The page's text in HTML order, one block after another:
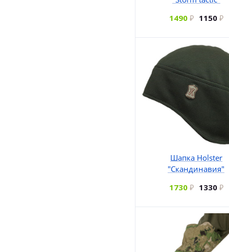
1490
1150
Шапка Holster
"Скандинавия"
1730
1330